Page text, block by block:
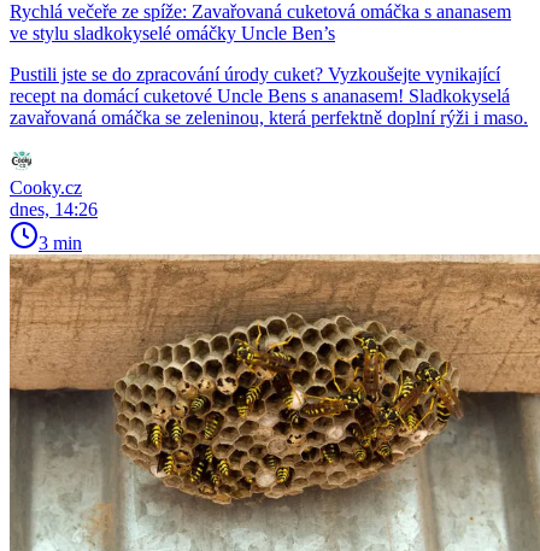
Rychlá večeře ze spíže: Zavařovaná cuketová omáčka s ananasem
ve stylu sladkokyselé omáčky Uncle Ben’s
Pustili jste se do zpracování úrody cuket? Vyzkoušejte vynikající
recept na domácí cuketové Uncle Bens s ananasem! Sladkokyselá
zavařovaná omáčka se zeleninou, která perfektně doplní rýži i maso.
Cooky.cz
dnes, 14:26
3 min